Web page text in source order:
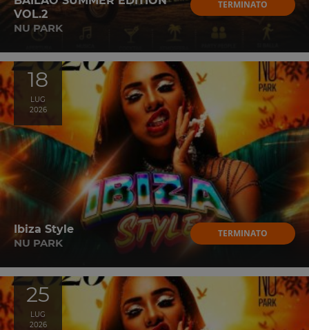
VOL.2
NU PARK
TERMINATO
18
LUG
2026
Ibiza Style
NU PARK
TERMINATO
25
LUG
2026